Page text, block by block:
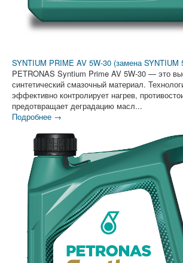
SYNTIUM PRIME AV 5W-30 (замена SYNTIUM
PETRONAS Syntium Prime AV 5W-30 — это
синтетический смазочный материал.
эффективно контролирует нагрев,
предотвращает деградацию масл...
Подробнее →